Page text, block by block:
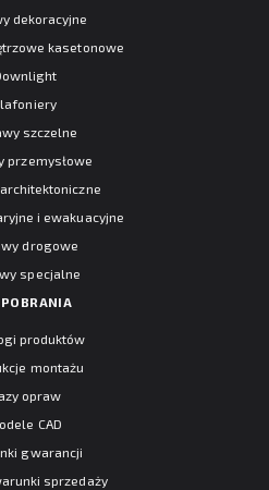
dekoracyjne
kasetonowe
szczelne
przemysłowe
i ewakuacyjne
drogowe
specjalne
POBRANIA
produktów
montażu
opraw
CAD
gwarancji
sprzedaży